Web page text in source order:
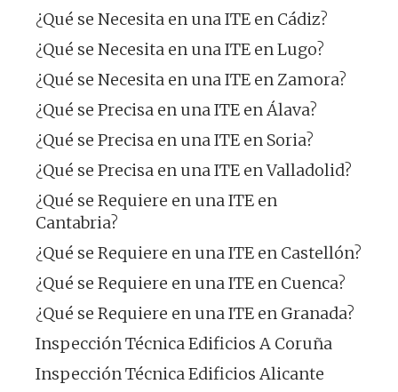
¿Qué se Necesita en una ITE en Cádiz?
¿Qué se Necesita en una ITE en Lugo?
¿Qué se Necesita en una ITE en Zamora?
¿Qué se Precisa en una ITE en Álava?
¿Qué se Precisa en una ITE en Soria?
¿Qué se Precisa en una ITE en Valladolid?
¿Qué se Requiere en una ITE en
Cantabria?
¿Qué se Requiere en una ITE en Castellón?
¿Qué se Requiere en una ITE en Cuenca?
¿Qué se Requiere en una ITE en Granada?
Inspección Técnica Edificios A Coruña
Inspección Técnica Edificios Alicante